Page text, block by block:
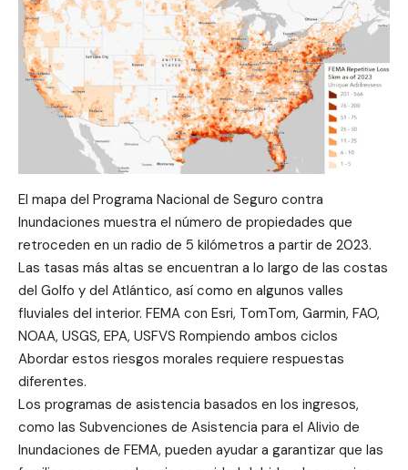
El mapa del Programa Nacional de Seguro contra
Inundaciones muestra el número de propiedades que
retroceden en un radio de 5 kilómetros a partir de 2023.
Las tasas más altas se encuentran a lo largo de las costas
del Golfo y del Atlántico, así como en algunos valles
fluviales del interior. FEMA con Esri, TomTom, Garmin, FAO,
NOAA, USGS, EPA, USFVS Rompiendo ambos ciclos
Abordar estos riesgos morales requiere respuestas
diferentes.
Los programas de asistencia basados ​​en los ingresos,
como las Subvenciones de Asistencia para el Alivio de
Inundaciones de FEMA, pueden ayudar a garantizar que las